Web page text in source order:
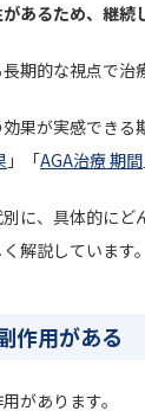
あるため、継続
期的な視点で治
果が実感でき
」「AGA治療 期間
に、具体的にど
解説しています。
作用がある
があります。